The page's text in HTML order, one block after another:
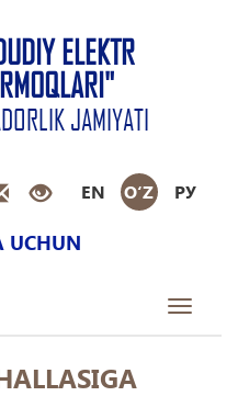
ELEKTR
JAMIYATI
EN O‘Z РУ
UCHUN
Toggle